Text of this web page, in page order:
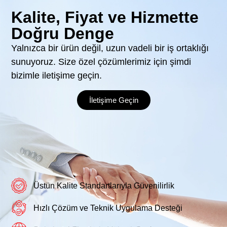
Kalite, Fiyat ve Hizmette
Doğru Denge
Yalnızca bir ürün değil, uzun vadeli bir iş ortaklığı
sunuyoruz. Size özel çözümlerimiz için şimdi
bizimle iletişime geçin.
İletişime Geçin
Üstün Kalite Standartlarıyla Güvenilirlik
Hızlı Çözüm ve Teknik Uygulama Desteği